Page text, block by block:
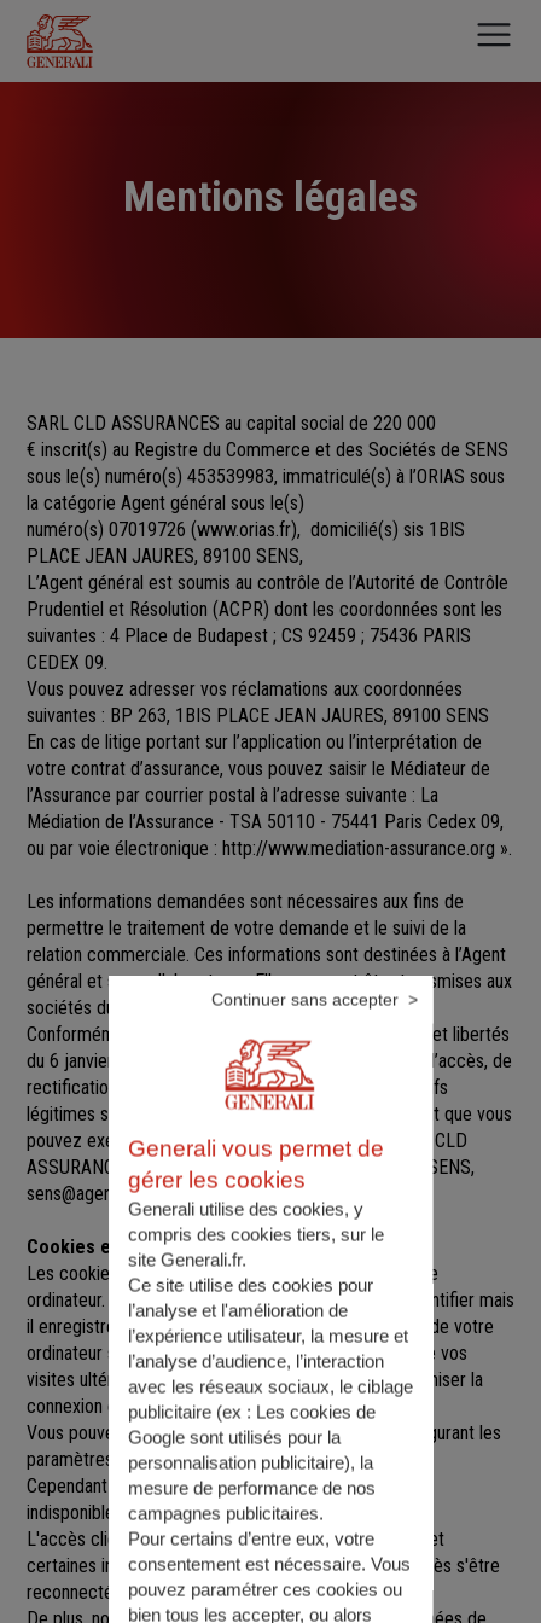
contenu
principal
Mentions légales
SARL CLD ASSURANCES au capital social de 220 000
€ inscrit(s) au Registre du Commerce et des Sociétés de SENS
sous le(s) numéro(s) 453539983, immatriculé(s) à l’ORIAS sous
la catégorie Agent général sous le(s)
numéro(s) 07019726 (www.orias.fr), domicilié(s) sis 1BIS
PLACE JEAN JAURES, 89100 SENS,
L’Agent général est soumis au contrôle de l’Autorité de Contrôle
Prudentiel et Résolution (ACPR) dont les coordonnées sont les
suivantes : 4 Place de Budapest ; CS 92459 ; 75436 PARIS
CEDEX 09.
Vous pouvez adresser vos réclamations aux coordonnées
suivantes : BP 263, 1BIS PLACE JEAN JAURES, 89100 SENS
En cas de litige portant sur l’application ou l’interprétation de
votre contrat d’assurance, vous pouvez saisir le Médiateur de
l’Assurance par courrier postal à l’adresse suivante : La
Médiation de l’Assurance - TSA 50110 - 75441 Paris Cedex 09,
ou par voie électronique : http://www.mediation-assurance.org ».
Les informations demandées sont nécessaires aux fins de
permettre le traitement de votre demande et le suivi de la
relation commerciale. Ces informations sont destinées à l’Agent
général et ses collaborateurs. Elles pourront être transmises aux
sociétés du groupe GENERALI.
Conformément aux dispositions de la loi Informatique et libertés
du 6 janvier 1978 modifiée, vous disposez d’un droit d’accès, de
rectification, de suppression et d’opposition pour motifs
légitimes sur l’ensemble des données vous concernant que vous
pouvez exercer sur simple demande auprès de SARL CLD
ASSURANCES
, à 1BIS PLACE JEAN JAURES, 89100 SENS,
sens@agence.generali.fr.
Cookies et sessions
Les cookies sont de petits fichiers implantés sur votre
ordinateur. Un cookie ne nous permet pas de vous identifier mais
il enregistre des informations relatives à la navigation de votre
ordinateur sur notre site que nous pourrons lire lors de vos
visites ultérieures afin de faciliter la navigation, d'optimiser la
connexion et de personnaliser l'utilisation du site.
Vous pouvez refuser l'utilisation des cookies en configurant les
paramètres de votre navigateur Internet.
Cependant le fait de refuser les cookies peut rendre
indisponibles toutes ou certaines parties du site.
L'accès client est construit avec un délai de session, et
certaines informations ne seront remises à jour qu'après s'être
reconnecté sur le site.
Generali vous permet de
gérer les cookies
Generali utilise des cookies, y
compris des cookies tiers, sur le
site Generali.fr.
Ce site utilise des cookies pour
l’analyse et l'amélioration de
l’expérience utilisateur, la mesure et
l’analyse d’audience, l’interaction
avec les réseaux sociaux, le ciblage
publicitaire (ex : Les cookies de
Google sont utilisés pour la
personnalisation publicitaire), la
mesure de performance de nos
campagnes publicitaires.
Pour certains d’entre eux, votre
consentement est nécessaire. Vous
pouvez paramétrer ces cookies ou
bien tous les accepter, ou alors
Continuer sans accepter